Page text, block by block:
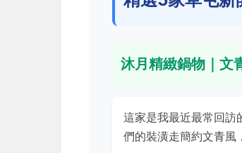
沐月精緻鍋物｜文
這家是我最近最常回訪
們的裝潢走簡約文青風